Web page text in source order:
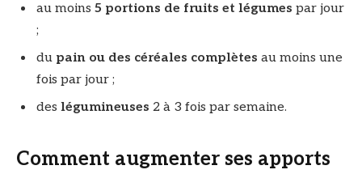
au moins 5 portions de fruits et légumes par jour
;
du pain ou des céréales complètes au moins une
fois par jour ;
des légumineuses 2 à 3 fois par semaine.
Comment augmenter ses apports